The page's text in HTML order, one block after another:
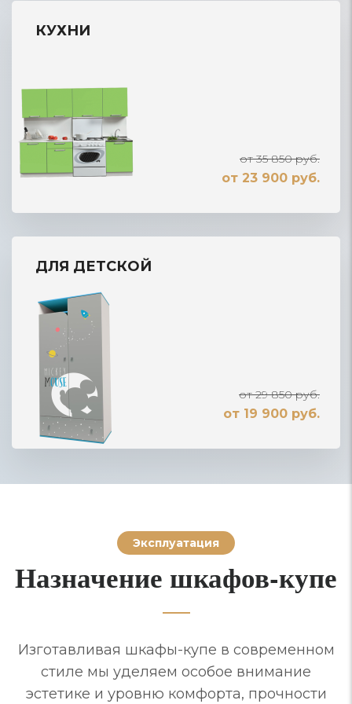
КУХНИ
от 35 850 руб.
от 23 900 руб.
ДЛЯ ДЕТСКОЙ
от 29 850 руб.
от 19 900 руб.
Эксплуатация
Назначение шкафов-купе
Изготавливая шкафы-купе в современном
стиле мы уделяем особое внимание
эстетике и уровню комфорта, прочности